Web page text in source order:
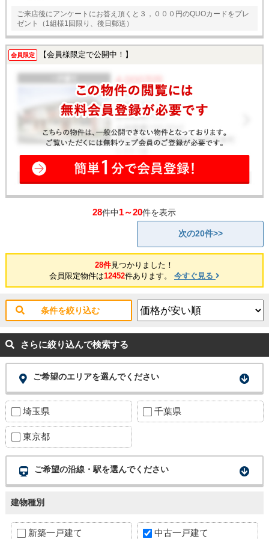
ご来店後にアンケートにお答え頂くと３，０００円のQUOカードをプレ
ゼント（1組様1回限り、後日郵送）
会員限定 【会員様限定で公開中！】
28件中1～20件を表示
次の20件>>
28件見つかりました！
会員限定物件は12452件あります。 今すぐ見る
条件を絞り込む
さらに絞り込んで検索する
ご希望のエリアを選んでください
埼玉県 千葉県
東京都
ご希望の沿線・駅を選んでください
建物種別
新築一戸建て 中古一戸建て